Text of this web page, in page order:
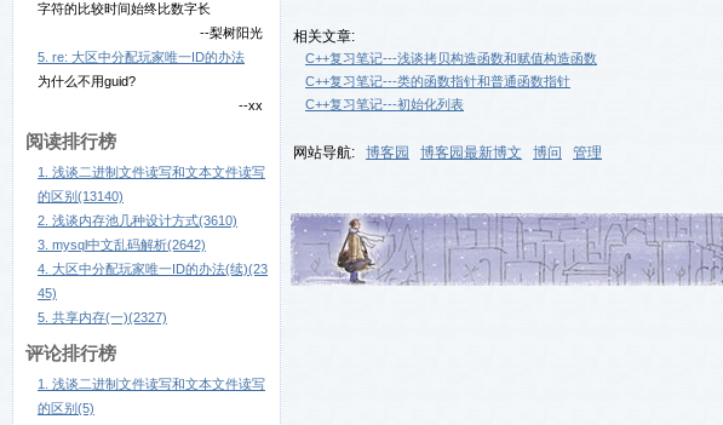
字符的比较时间始终比数字长
--梨树阳光
5. re: 大区中分配玩家唯一ID的办法
为什么不用guid?
--xx
阅读排行榜
1. 浅谈二进制文件读写和文本文件读写
的区别(13140)
2. 浅谈内存池几种设计方式(3610)
3. mysql中文乱码解析(2642)
4. 大区中分配玩家唯一ID的办法(续)(23
45)
5. 共享内存(一)(2327)
评论排行榜
1. 浅谈二进制文件读写和文本文件读写
的区别(5)
相关文章:
C++复习笔记---浅谈拷贝构造函数和赋值构造函数
C++复习笔记---类的函数指针和普通函数指针
C++复习笔记---初始化列表
网站导航: 博客园 博客园最新博文 博问 管理